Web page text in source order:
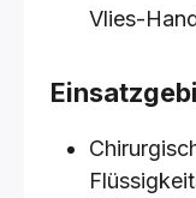
Vlies-